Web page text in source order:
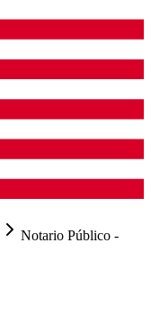
Notario Público -